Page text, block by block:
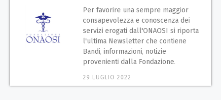
Per favorire una sempre maggior
consapevolezza e conoscenza dei
servizi erogati dall'ONAOSI si riporta
l'ultima Newsletter che contiene
Bandi, informazioni, notizie
provenienti dalla Fondazione.
29 LUGLIO 2022